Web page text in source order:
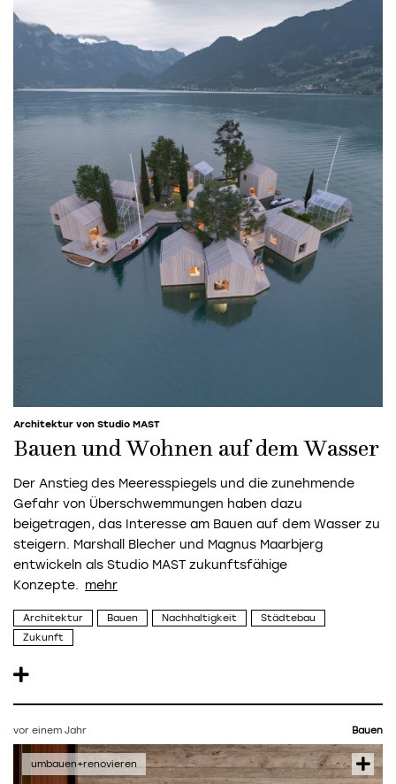
Architektur von Studio MAST
Bauen und Wohnen auf dem Wasser
Der Anstieg des Meeresspiegels und die zunehmende
Gefahr von Überschwemmungen haben dazu
beigetragen, das Interesse am Bauen auf dem Wasser zu
steigern. Marshall Blecher und Magnus Maarbjerg
entwickeln als Studio MAST zukunftsfähige
Konzepte.
Architektur Bauen Nachhaltigkeit
Städtebau
Zukunft
vor einem Jahr Bauen